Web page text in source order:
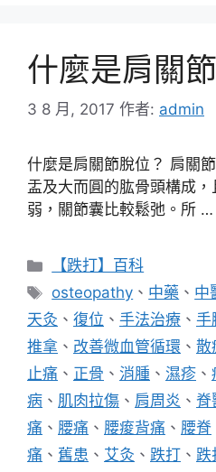
什麼是肩關
3 8 月, 2017 作者: admin
什麼是肩關節脫位？ 肩關
盂及大而圓的肱骨頭構成
弱，關節囊比較鬆弛。所 …
分
類
【跌打】百科
標
籤
osteopathy 、 中藥 、 中
天灸 、 復位 、 手法治療 、 手
推拿 、 改善微血管循環 、 散
止痛 、 正骨 、 消腫 、 濕疹 、
病 、 肌肉拉傷 、 肩周炎 、 脊
痛 、 腰痛 、 腰痠背痛 、 腰脊
痛 、 舊患 、 艾灸 、 跌打 、 跌